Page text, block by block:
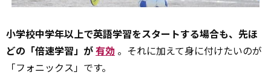
小学校中学年以上で英語学習をスタートする場合も、先ほ
どの「倍速学習」が有効 。それに加えて身に付けたいのが
「フォニックス」です。